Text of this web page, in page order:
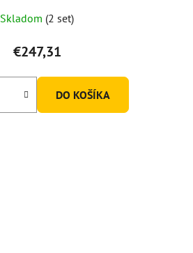
Skladom (2 set)
€247,31
DO KOŠÍKA